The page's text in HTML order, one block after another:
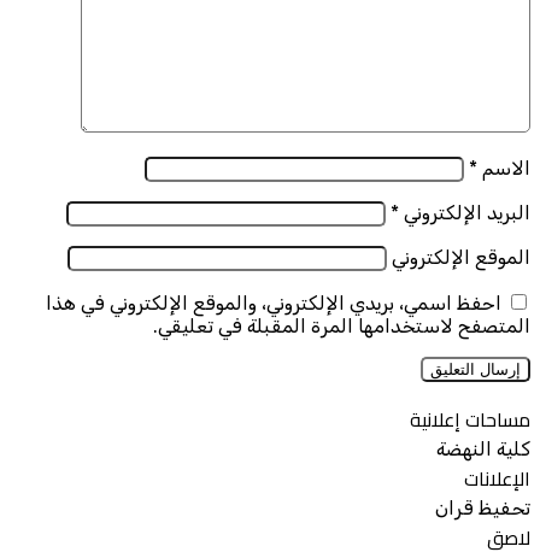
الاسم *
البريد الإلكتروني *
الموقع الإلكتروني
احفظ اسمي، بريدي الإلكتروني، والموقع الإلكتروني في هذا
المتصفح لاستخدامها المرة المقبلة في تعليقي.
مساحات إعلانية
كلية النهضة
الإعلانات
تحفيظ قران
لاصق